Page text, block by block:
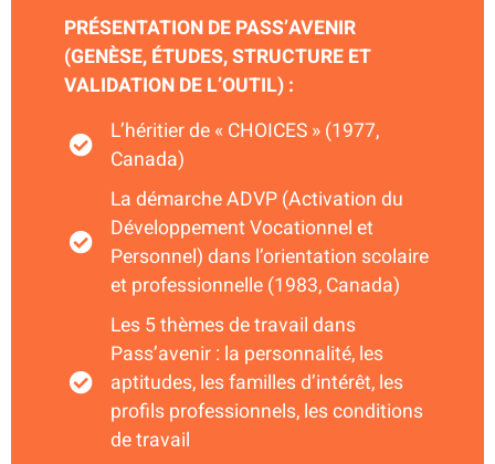
PRÉSENTATION DE PASS’AVENIR
(GENÈSE, ÉTUDES, STRUCTURE ET
VALIDATION DE L’OUTIL) :
L’héritier de « CHOICES » (1977,
Canada)
La démarche ADVP (Activation du
Développement Vocationnel et
Personnel) dans l’orientation scolaire
et professionnelle (1983, Canada)
Les 5 thèmes de travail dans
Pass’avenir : la personnalité, les
aptitudes, les familles d’intérêt, les
profils professionnels, les conditions
de travail